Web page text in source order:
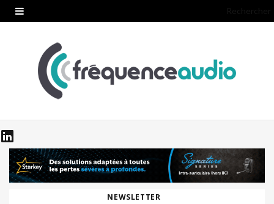
NEWSLETTER